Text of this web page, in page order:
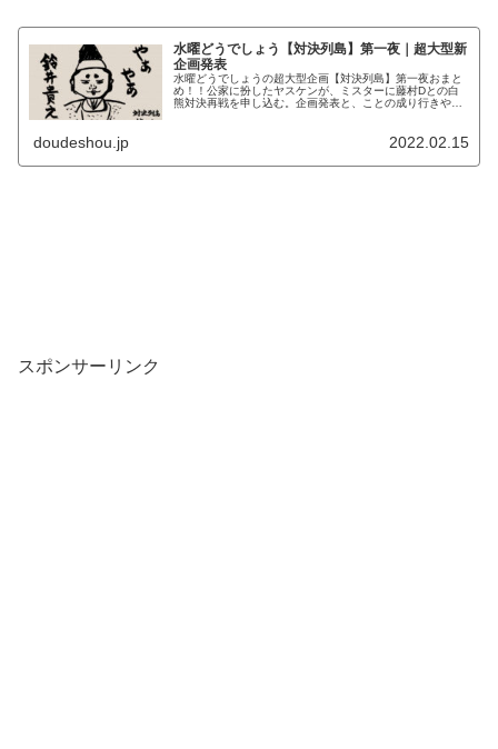
水曜どうでしょう【対決列島】第一夜｜超大型新
企画発表
水曜どうでしょうの超大型企画【対決列島】第一夜おまと
め！！公家に扮したヤスケンが、ミスターに藤村Dとの白
熊対決再戦を申し込む。企画発表と、ことの成り行きやル
doudeshou.jp 2022.02.15
スポンサーリンク